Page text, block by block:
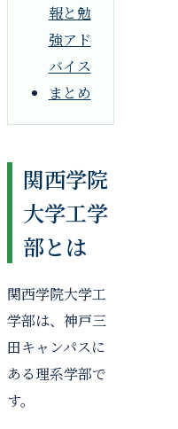
報と勉
強アド
バイス
まとめ
関西学院
大学工学
部とは
関西学院大学工
学部は、神戸三
田キャンパスに
ある理系学部で
す。